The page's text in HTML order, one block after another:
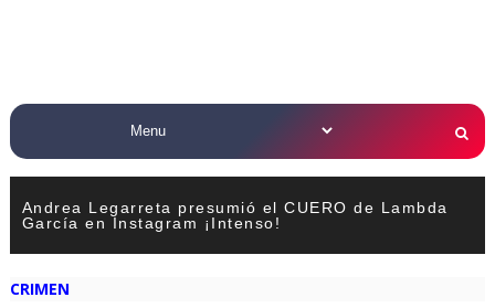
Andrea Legarreta presumió el CUERO de Lambda
García en Instagram ¡Intenso!
CRIMEN